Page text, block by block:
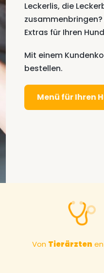
Leckerlis, die
Extras für Ihren
Mit einem
bestellen.
Menü für Ihren
Von Tierärzten